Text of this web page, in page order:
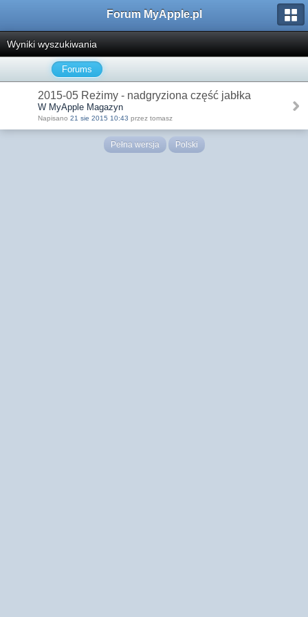
Forum MyApple.pl
Wyniki wyszukiwania
Forums
2015-05 Reżimy - nadgryziona część jabłka
W MyApple Magazyn
Napisano 21 sie 2015 10:43 przez tomasz
Pełna wersja Polski